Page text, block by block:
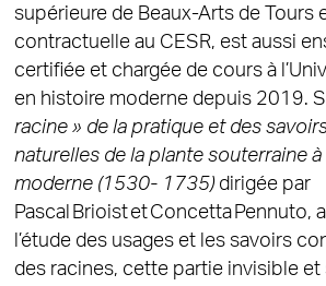
supérieure de Beaux-Arts de Tours
contractuelle au CESR, est aussi
certifiée et chargée de cours à
en histoire moderne depuis 2019.
racine » de la pratique et des
naturelles de la plante souterraine à
moderne (1530- 1735)dirigée par
Pascal Brioist et Concetta Pennuto,
l’étude des usages et les savoirs
des racines, cette partie invisible